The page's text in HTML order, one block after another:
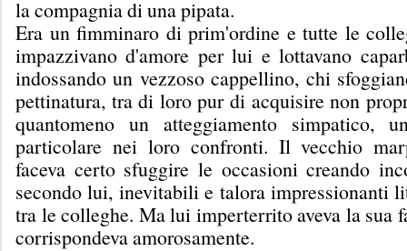
la compagnia di una pipata.
Era un fimminaro di prim'ordine e tutte le
impazzivano d'amore per lui e lottavano
indossando un vezzoso cappellino, chi
pettinatura, tra di loro pur di acquisire non
quantomeno un atteggiamento simpatico,
particolare nei loro confronti. Il vecchio
faceva certo sfuggire le occasioni creando
secondo lui, inevitabili e talora impressionanti
tra le colleghe. Ma lui imperterrito aveva la sua
corrispondeva amorosamente.